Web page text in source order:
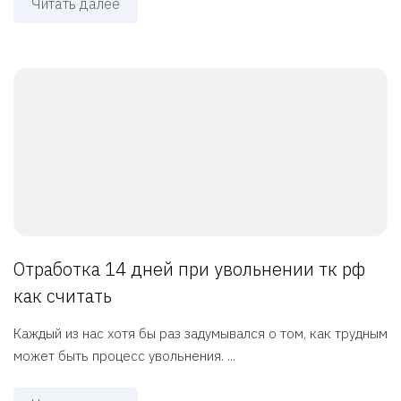
Читать далее
Отработка 14 дней при увольнении тк рф
как считать
Каждый из нас хотя бы раз задумывался о том, как трудным
может быть процесс увольнения. ...